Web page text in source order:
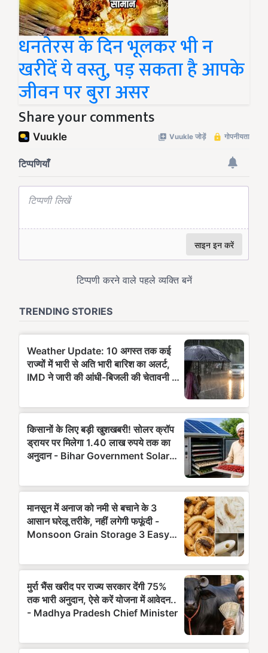
धनतेरस के दिन भूलकर भी न
खरीदें ये वस्तु, पड़ सकता है आपके
जीवन पर बुरा असर
Share your comments